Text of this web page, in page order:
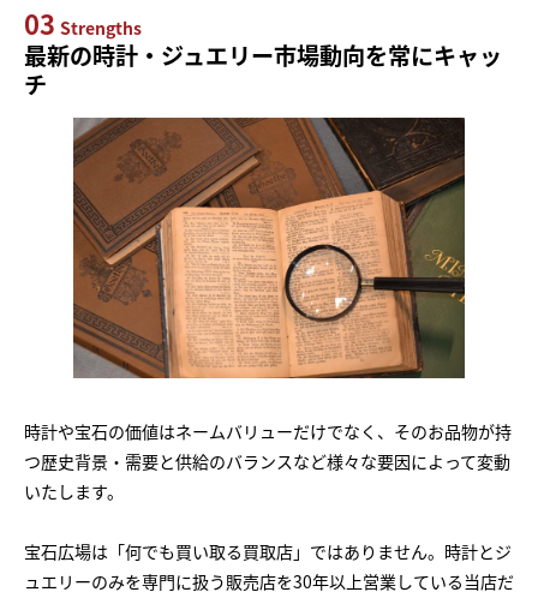
03 Strengths
最新の時計・ジュエリー市場動向を常にキャッ
チ
時計や宝石の価値はネームバリューだけでなく、そのお品物が持
つ歴史背景・需要と供給のバランスなど様々な要因によって変動
いたします。
宝石広場は「何でも買い取る買取店」ではありません。時計とジ
ュエリーのみを専門に扱う販売店を30年以上営業している当店だ